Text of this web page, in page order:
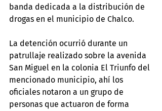
banda dedicada a la distribución de
drogas en el municipio de Chalco.
La detención ocurrió durante un
patrullaje realizado sobre la avenida
San Miguel en la colonia El Triunfo del
mencionado municipio, ahí los
oficiales notaron a un grupo de
personas que actuaron de forma